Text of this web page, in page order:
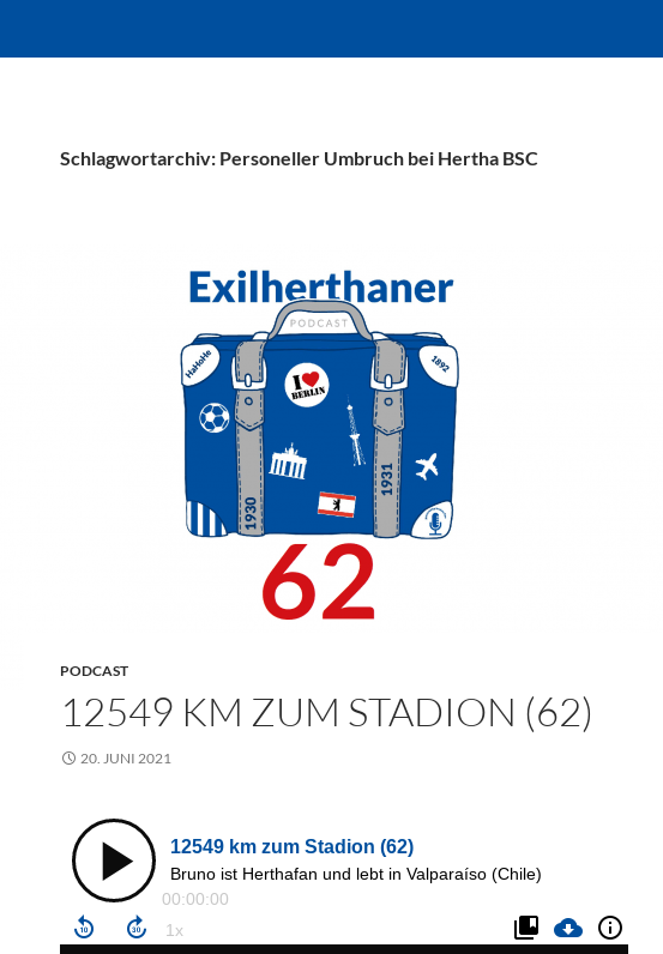
Schlagwortarchiv: Personeller Umbruch bei Hertha BSC
PODCAST
12549 KM ZUM STADION (62)
20. JUNI 2021